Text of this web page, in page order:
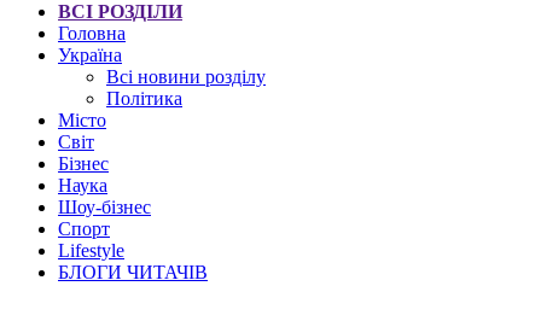
ВСІ РОЗДІЛИ
Головна
Україна
Всі новини розділу
Політика
Місто
Світ
Бізнес
Наука
Шоу-бізнес
Спорт
Lifestyle
БЛОГИ ЧИТАЧІВ